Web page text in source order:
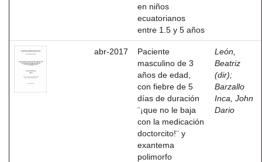
en niños
ecuatorianos
entre 1.5 y 5 años
abr-2017
Paciente
masculino de 3
años de edad,
con fiebre de 5
días de duración
¨¡que no le baja
con la medicación
doctorcito!¨ y
exantema
polimorfo
León,
Beatriz
(dir);
Barzallo
Inca, John
Dario